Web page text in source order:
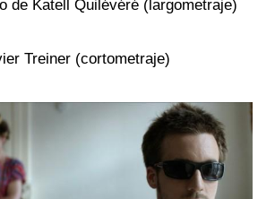
o de Katell Quilévéré (largometraje)
Treiner (cortometraje)